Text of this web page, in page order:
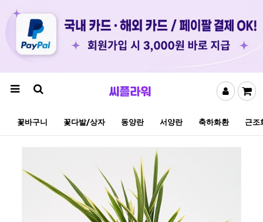
꽃바구니 꽃다발/상자 동양란 서양란 축하화환 근조